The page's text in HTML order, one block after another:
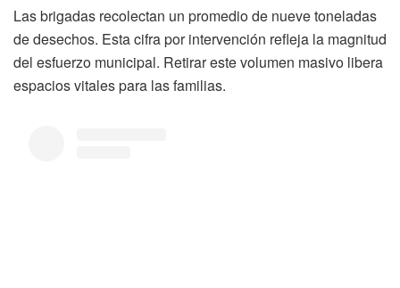
Las brigadas recolectan un promedio de nueve toneladas
de desechos. Esta cifra por intervención refleja la magnitud
del esfuerzo municipal. Retirar este volumen masivo libera
espacios vitales para las familias.